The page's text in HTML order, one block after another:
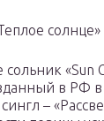
солнце»
«Sun
в РФ
–